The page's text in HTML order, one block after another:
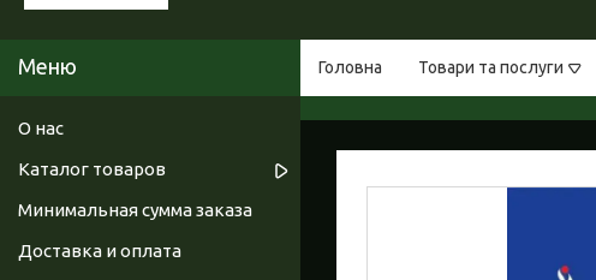
Головна Товари та послуги
О нас
Каталог товаров
Минимальная сумма заказа
Доставка и оплата